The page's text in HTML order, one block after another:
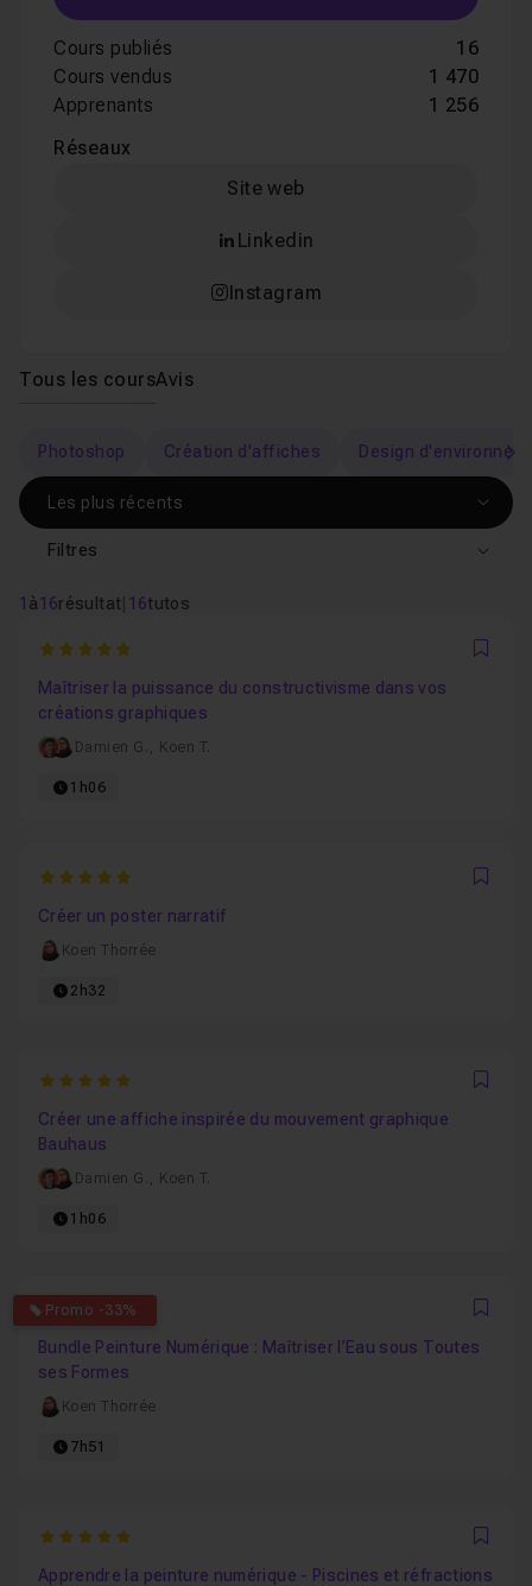
Cours publiés
16
Cours vendus
1 470
Apprenants
1 256
Réseaux
Site web
Linkedin
Instagram
Tous les coursAvis
Photoshop Création d'affiches Design
1 à16résultat 16tutos
Filtres
5
Maîtriser la puissance du constructivisme dans vos
créations graphiques
Damien G. , Koen T.
1h06
5
Créer un poster narratif
Koen Thorrée
2h32
5
Créer une affiche inspirée du mouvement graphique
Bauhaus
Damien G. , Koen T.
1h06
Promo -33%
0
Bundle Peinture Numérique : Maîtriser l’Eau sous Toutes
ses Formes
Koen Thorrée
7h51
5
Apprendre la peinture numérique - Piscines et réfractions